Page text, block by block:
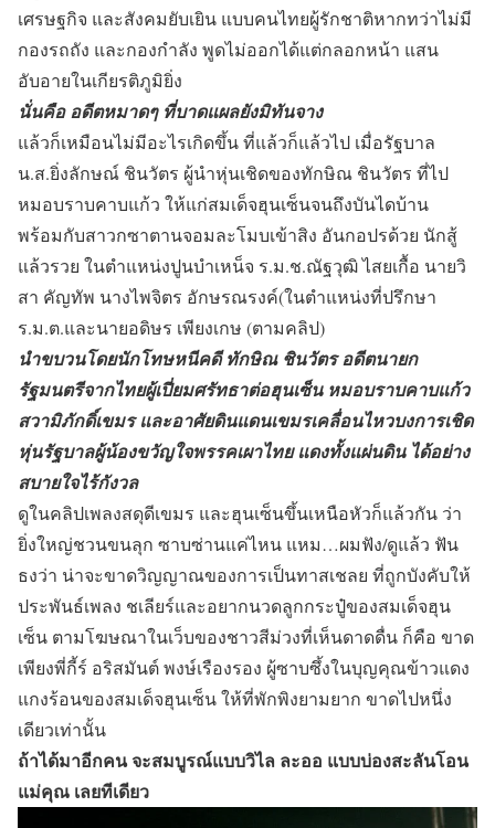
เศรษฐกิจ และสังคมยับเยิน แบบคนไทยผู้รักชาติหากทว่าไม่มี
กองรถถัง และกองกำลัง พูดไม่ออกได้แต่กลอกหน้า แสน
อับอายในเกียรติภูมิยิ่ง
นั่นคือ อดีตหมาดๆ ที่บาดแผลยังมิทันจาง
แล้วก็เหมือนไม่มีอะไรเกิดขึ้น ที่แล้วก็แล้วไป เมื่อรัฐบาล
น.ส.ยิ่งลักษณ์ ชินวัตร ผู้นำหุ่นเชิดของทักษิณ ชินวัตร ที่ไป
หมอบราบคาบแก้ว ให้แก่สมเด็จฮุนเซ็นจนถึงบันไดบ้าน
พร้อมกับสาวกซาตานจอมละโมบเข้าสิง อันกอปรด้วย นักสู้
แล้วรวย ในตำแหน่งปูนบำเหน็จ ร.ม.ช.ณัฐวุฒิ ไสยเกื้อ นายวิ
สา คัญทัพ นางไพจิตร อักษรณรงค์(ในตำแหน่งที่ปรึกษา
ร.ม.ต.และนายอดิษร เพียงเกษ (ตามคลิป)
นำขบวนโดยนักโทษหนีคดี ทักษิณ ชินวัตร อดีตนายก
รัฐมนตรีจากไทยผู้เปี่ยมศรัทธาต่อฮุนเซ็น หมอบราบคาบแก้ว
สวามิภักดิ์เขมร และอาศัยดินแดนเขมรเคลื่อนไหวบงการเชิด
หุ่นรัฐบาลผู้น้องขวัญใจพรรคเผาไทย แดงทั้งแผ่นดิน ได้อย่าง
สบายใจไร้กังวล
ดูในคลิปเพลงสดุดีเขมร และฮุนเซ็นขึ้นเหนือหัวก็แล้วกัน ว่า
ยิ่งใหญ่ชวนขนลุก ซาบซ่านแค่ไหน แหม…ผมฟัง/ดูแล้ว ฟัน
ธงว่า น่าจะขาดวิญญาณของการเป็นทาสเชลย ที่ถูกบังคับให้
ประพันธ์เพลง ชเลียร์และอยากนวดลูกกระปู๋ของสมเด็จฮุน
เซ็น ตามโฆษณาในเว็บของชาวสีม่วงที่เห็นดาดดื่น ก็คือ ขาด
เพียงพี่กี้ร์ อริสมันต์ พงษ์เรืองรอง ผู้ซาบซึ้งในบุญคุณข้าวแดง
แกงร้อนของสมเด็จฮุนเซ็น ให้ที่พักพิงยามยาก ขาดไปหนึ่ง
เดียวเท่านั้น
ถ้าได้มาอีกคน จะสมบูรณ์แบบวิไล ละออ แบบบ่องสะลันโอน
แม่คุณ เลยทีเดียว